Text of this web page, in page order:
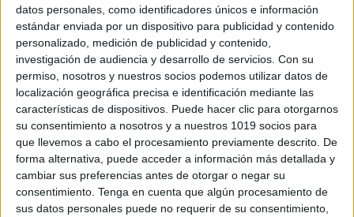
datos personales, como identificadores únicos e información
estándar enviada por un dispositivo para publicidad y contenido
personalizado, medición de publicidad y contenido,
investigación de audiencia y desarrollo de servicios. Con su
permiso, nosotros y nuestros socios podemos utilizar datos de
localización geográfica precisa e identificación mediante las
características de dispositivos. Puede hacer clic para otorgarnos
su consentimiento a nosotros y a nuestros 1019 socios para
que llevemos a cabo el procesamiento previamente descrito. De
forma alternativa, puede acceder a información más detallada y
cambiar sus preferencias antes de otorgar o negar su
consentimiento. Tenga en cuenta que algún procesamiento de
sus datos personales puede no requerir de su consentimiento,